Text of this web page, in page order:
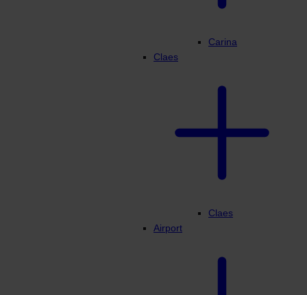
Carina
Claes
Claes
Airport